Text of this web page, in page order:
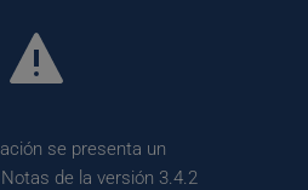
se presenta un
de la versión 3.4.2